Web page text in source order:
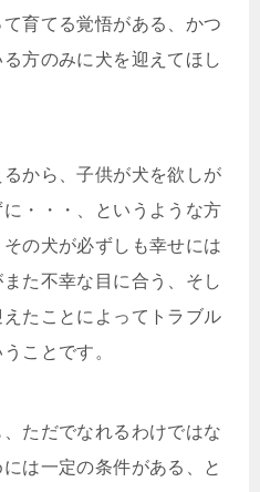
育てる覚悟がある、かつ
方のみに犬を迎えてほし
から、子供が犬を欲しが
・・・、というような方
の犬が必ずしも幸せには
た不幸な目に合う、そし
たことによってトラブル
ことです。
ただでなれるわけではな
は一定の条件がある、と